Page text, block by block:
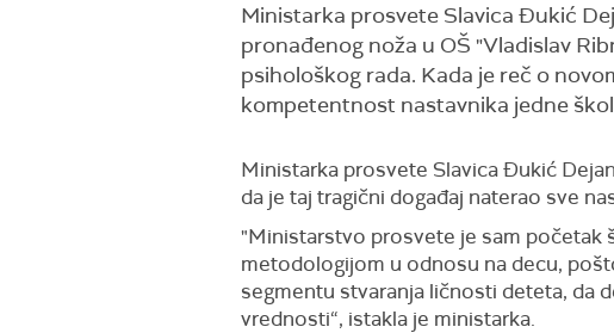
Ministarka prosvete Slavica Đukić
pronađenog noža u OŠ "Vladislav
psihološkog rada. Kada je reč o
kompetentnost nastavnika jedne
Ministarka prosvete Slavica Đukić
da je taj tragični događaj naterao sve
"Ministarstvo prosvete je sam početak
metodologijom u odnosu na decu,
segmentu stvaranja ličnosti deteta, da
vrednosti“, istakla je ministarka.